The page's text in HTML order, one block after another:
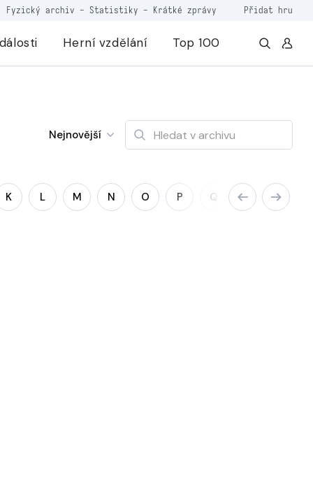
Fyzický archiv - Statistiky - Krátké zprávy Přidat hru
Herní vzdělání Top 100
Nejnovější
K L M N O P Q R S